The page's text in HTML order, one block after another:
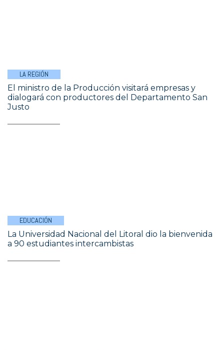
LA REGIÓN
El ministro de la Producción visitará empresas y
dialogará con productores del Departamento San
Justo
EDUCACIÓN
La Universidad Nacional del Litoral dio la bienvenida
a 90 estudiantes intercambistas